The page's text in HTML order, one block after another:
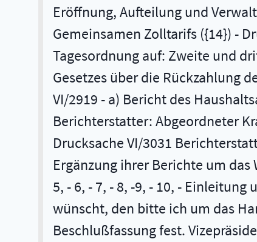
Eröffnung, Aufteilung und
Gemeinsamen Zolltarifs ({14}) -
Tagesordnung auf: Zweite und
Gesetzes über die Rückzahlung
VI/2919 - a) Bericht des
Berichterstatter: Abgeordneter
Drucksache VI/3031
Ergänzung ihrer Berichte um
5, - 6, - 7, - 8, -9, - 10, -
wünscht, den bitte ich um das
Beschlußfassung fest.